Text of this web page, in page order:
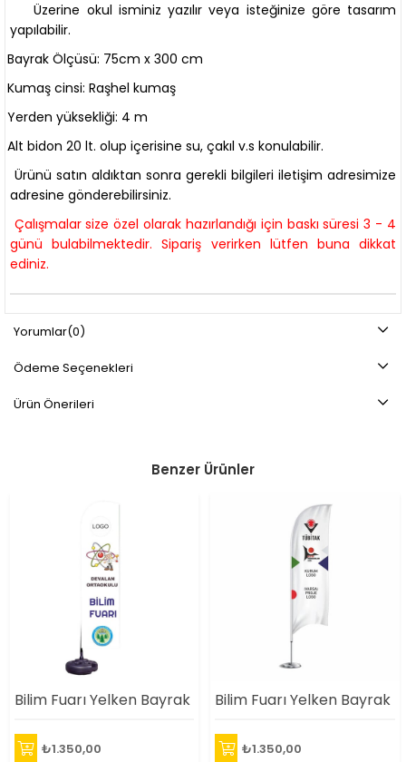
Üzerine okul isminiz yazılır veya isteğinize göre tasarım
yapılabilir.
Bayrak Ölçüsü: 75cm x 300 cm
Kumaş cinsi: Raşhel kumaş
Yerden yüksekliği: 4 m
Alt bidon 20 lt. olup içerisine su, çakıl v.s konulabilir.
Ürünü satın aldıktan sonra gerekli bilgileri iletişim adresimize
adresine gönderebilirsiniz.
Çalışmalar size özel olarak hazırlandığı için baskı süresi 3 - 4
günü bulabilmektedir. Sipariş verirken lütfen buna dikkat
ediniz.
Yorumlar(0)
Ödeme Seçenekleri
Ürün Önerileri
Benzer Ürünler
Bilim Fuarı Yelken Bayrak
₺1.350,00
Bilim Fuarı Yelken Bayrak
₺1.350,00